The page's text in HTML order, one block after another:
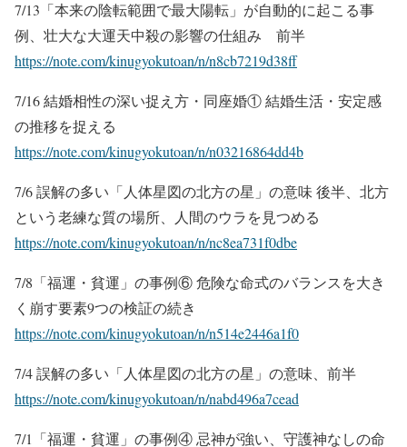
7/13「本来の陰転範囲で最大陽転」が自動的に起こる事
例、壮大な大運天中殺の影響の仕組み 前半
https://note.com/kinugyokutoan/n/n8cb7219d38ff
7/16 結婚相性の深い捉え方・同座婚① 結婚生活・安定感
の推移を捉える
https://note.com/kinugyokutoan/n/n03216864dd4b
7/6 誤解の多い「人体星図の北方の星」の意味 後半、北方
という老練な質の場所、人間のウラを見つめる
https://note.com/kinugyokutoan/n/nc8ea731f0dbe
7/8「福運・貧運」の事例⑥ 危険な命式のバランスを大き
く崩す要素9つの検証の続き
https://note.com/kinugyokutoan/n/n514e2446a1f0
7/4 誤解の多い「人体星図の北方の星」の意味、前半
https://note.com/kinugyokutoan/n/nabd496a7cead
7/1「福運・貧運」の事例④ 忌神が強い、守護神なしの命